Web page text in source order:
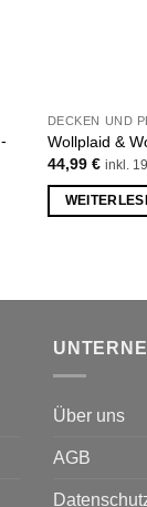
DECKEN UND
Wollplaid &
44,99 € inkl.
Über uns
AGB